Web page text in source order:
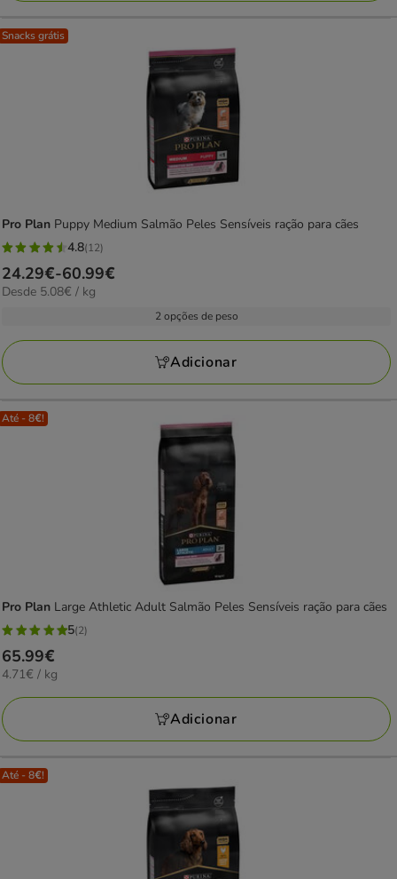
Snacks grátis
Pro Plan Puppy Medium Salmão Peles Sensíveis ração para cães
4.8
estrelas
com
avaliações
4.8(12)
Preço
de
60.99€
24.29€-60.99€
5.08€
Desde 5.08€ / kg
2 opções de peso
Adicionar
Até - 8€!
Pro Plan Large Athletic Adult Salmão Peles Sensíveis ração para cães
5
estrelas
com
2
avaliações
5(2)
Preço
65.99€
65.99€
4.71€
KG
4.71€ / kg
Adicionar
Até - 8€!